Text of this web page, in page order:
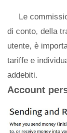
Le
di conto, della
utente, è
tariffe e
addebiti.
Account